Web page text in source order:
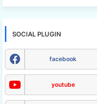
SOCIAL PLUGIN
facebook
youtube